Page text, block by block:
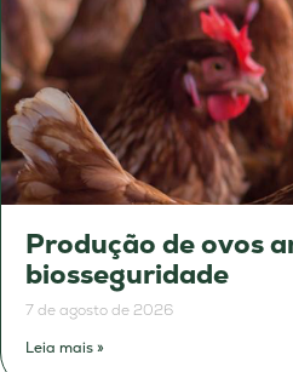
Produção de ovos
biosseguridade
7 de agosto de 2026
Leia mais »